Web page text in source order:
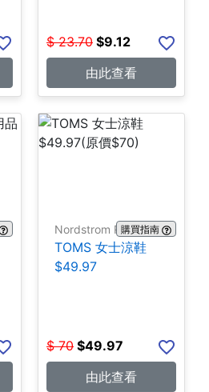
$ 23.70 $9.12
由此查看
Nordstrom Rack購買指南
TOMS 女士涼鞋
$49.97
$ 70 $49.97
由此查看